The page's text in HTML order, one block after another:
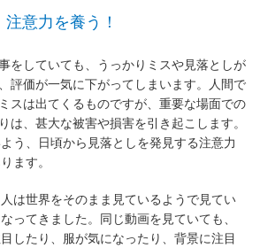
注意力を養う！
をしていても、うっかりミスや見落としが
評価が一気に下がってしまいます。人間で
スは出てくるものですが、重要な場面での
は、甚大な被害や損害を引き起こします。
う、日頃から見落としを発見する注意力
ます。
は世界をそのまま見ているようで見てい
ってきました。同じ動画を見ていても、
したり、服が気になったり、背景に注目